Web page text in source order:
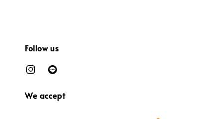
Follow us
We accept